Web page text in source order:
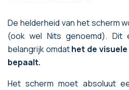
De helderheid van het scherm
(ook wel Nits genoemd). Dit
belangrijk omdathet de visuele
bepaalt.
Het scherm moet absoluut